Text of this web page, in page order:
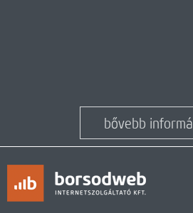
bővebb